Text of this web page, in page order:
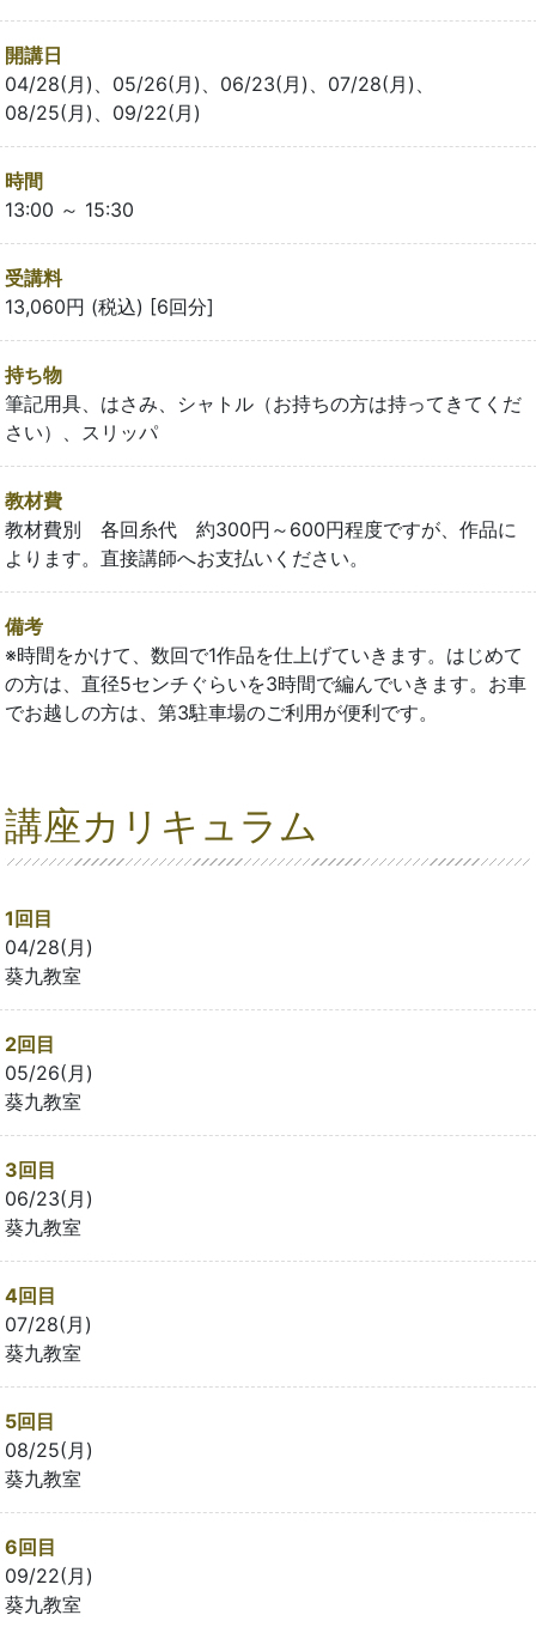
開講日
04/28(月)、05/26(月)、06/23(月)、07/28(月)、
08/25(月)、09/22(月)
時間
13:00 ～ 15:30
受講料
13,060円 (税込) [6回分]
持ち物
筆記用具、はさみ、シャトル（お持ちの方は持ってきてくだ
さい）、スリッパ
教材費
教材費別 各回糸代 約300円～600円程度ですが、作品に
よります。直接講師へお支払いください。
備考
※時間をかけて、数回で1作品を仕上げていきます。はじめて
の方は、直径5センチぐらいを3時間で編んでいきます。お車
でお越しの方は、第3駐車場のご利用が便利です。
講座カリキュラム
1回目
04/28(月)
葵九教室
2回目
05/26(月)
葵九教室
3回目
06/23(月)
葵九教室
4回目
07/28(月)
葵九教室
5回目
08/25(月)
葵九教室
6回目
09/22(月)
葵九教室